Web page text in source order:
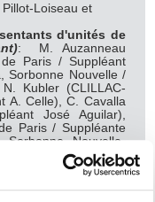
Loiseau et
d'unités de
: M. Auzanneau
Paris / Suppléant
Sorbonne Nouvelle /
Kubler (CLILLAC-
A. Celle), C. Cavalla
José Aguilar),
Paris / Suppléante
Nouvelle-
Aussant), J. Costa
C. Leguy), D.
B. Hemforth (LLF,
B. Crysmann), C.